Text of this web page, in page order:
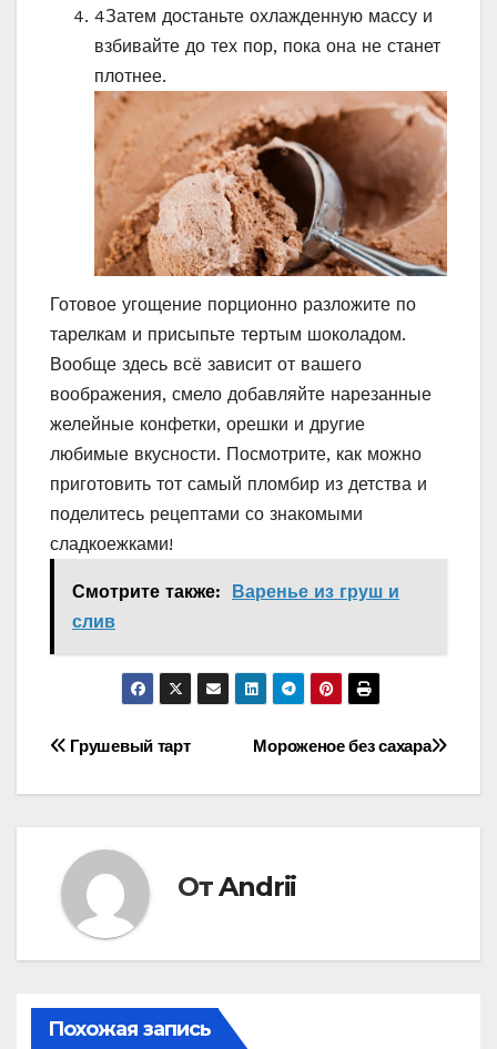
4Затем достаньте охлажденную массу и
взбивайте до тех пор, пока она не станет
плотнее.
Готовое угощение порционно разложите по
тарелкам и присыпьте тертым шоколадом.
Вообще здесь всё зависит от вашего
воображения, смело добавляйте нарезанные
желейные конфетки, орешки и другие
любимые вкусности. Посмотрите, как можно
приготовить тот самый пломбир из детства и
поделитесь рецептами со знакомыми
сладкоежками!
Смотрите также:
Варенье из груш и
слив
Навигация
по
записям
Мороженое без сахара
Грушевый тарт
ОтAndrii
Похожая запись